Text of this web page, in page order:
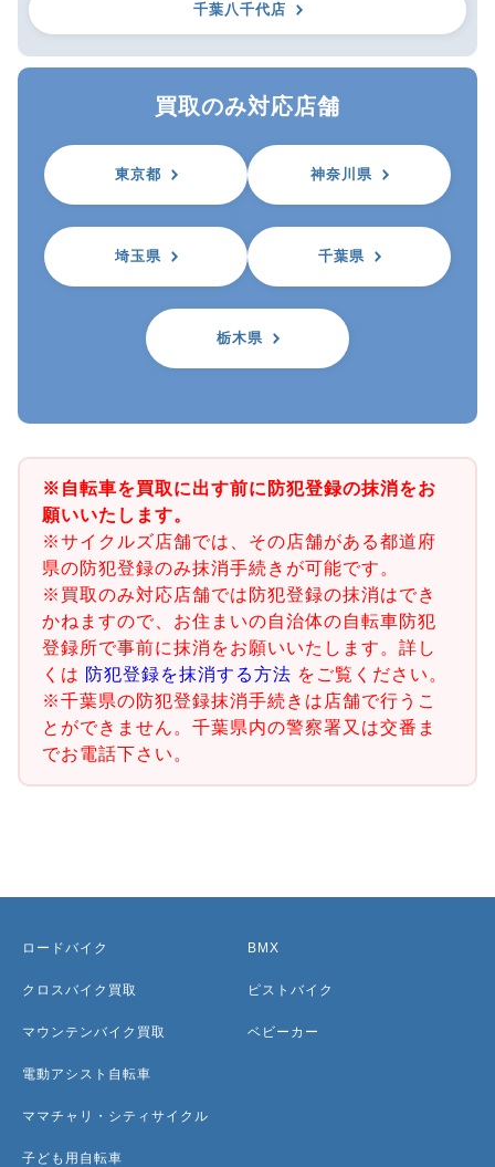
千葉八千代店
買取のみ対応店舗
東京都 神奈川県
埼玉県 千葉県
栃木県
※自転車を買取に出す前に防犯登録の抹消をお
願いいたします。
※サイクルズ店舗では、その店舗がある都道府
県の防犯登録のみ抹消手続きが可能です。
※買取のみ対応店舗では防犯登録の抹消はでき
かねますので、お住まいの自治体の自転車防犯
登録所で事前に抹消をお願いいたします。詳し
くは 防犯登録を抹消する方法 をご覧ください。
※千葉県の防犯登録抹消手続きは店舗で行うこ
とができません。千葉県内の警察署又は交番ま
でお電話下さい。
ロードバイク
クロスバイク買取
マウンテンバイク買取
電動アシスト自転車
ママチャリ・シティサイクル
子ども用自転車
BMX
ピストバイク
ベビーカー